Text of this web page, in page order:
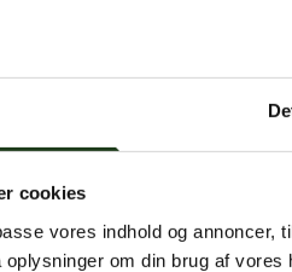
cookies
vores indhold og
om din brug af
en intern serverfejl. Vi
Gå til forsiden